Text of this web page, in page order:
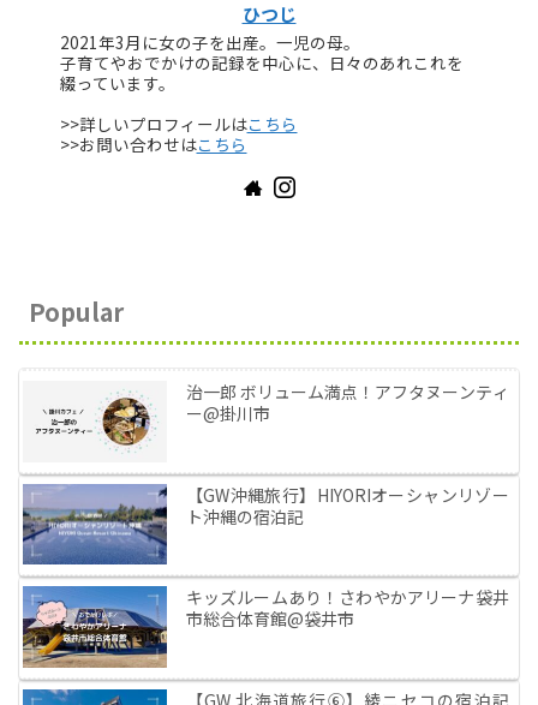
ひつじ
2021年3月に女の子を出産。一児の母。
子育てやおでかけの記録を中心に、日々のあれこれを
綴っています。
>>詳しいプロフィールはこちら
>>お問い合わせはこちら
Popular
治一郎 ボリューム満点！アフタヌーンティ
ー@掛川市
【GW沖縄旅行】HIYORIオーシャンリゾー
ト沖縄の宿泊記
キッズルームあり！さわやかアリーナ袋井
市総合体育館@袋井市
【GW 北海道旅行⑥】綾ニセコの宿泊記